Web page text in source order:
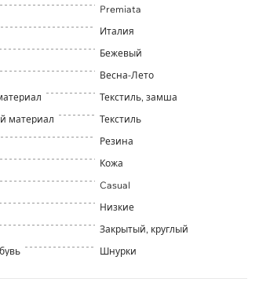
Premiata
Италия
Бежевый
Весна-Лето
Текстиль, замша
материал
Текстиль
Резина
Кожа
Casual
Низкие
Закрытый, круглый
Шнурки